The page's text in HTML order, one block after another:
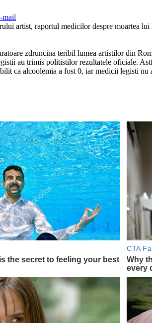
mail
artist, raportul medicilor despre moartea lui
zdruncina teribil lumea artistilor din
au trimis politistilor rezultatele oficiale.
ca alcoolemia a fost 0, iar medicii legisti nu